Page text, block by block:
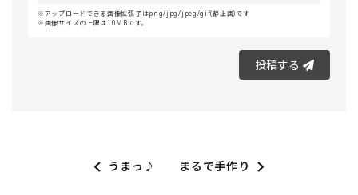
アップロードできる画像拡張子はpng/jpg/jpeg/gif(静止画)です
画像サイズの上限は10MBです。
投稿する
うまっ♪ まるで手作り